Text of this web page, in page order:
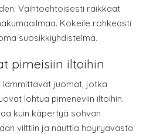
Vaihtoehtoisesti raikkaat
Kokeile rohkeasti
suosikkiyhdistelmä.
pimeisiin iltoihin
lämmittävät juomat, jotka
lohtua pimeneviin iltoihin.
kuin käpertyä sohvan
vilttiin ja nauttia höyryävästä